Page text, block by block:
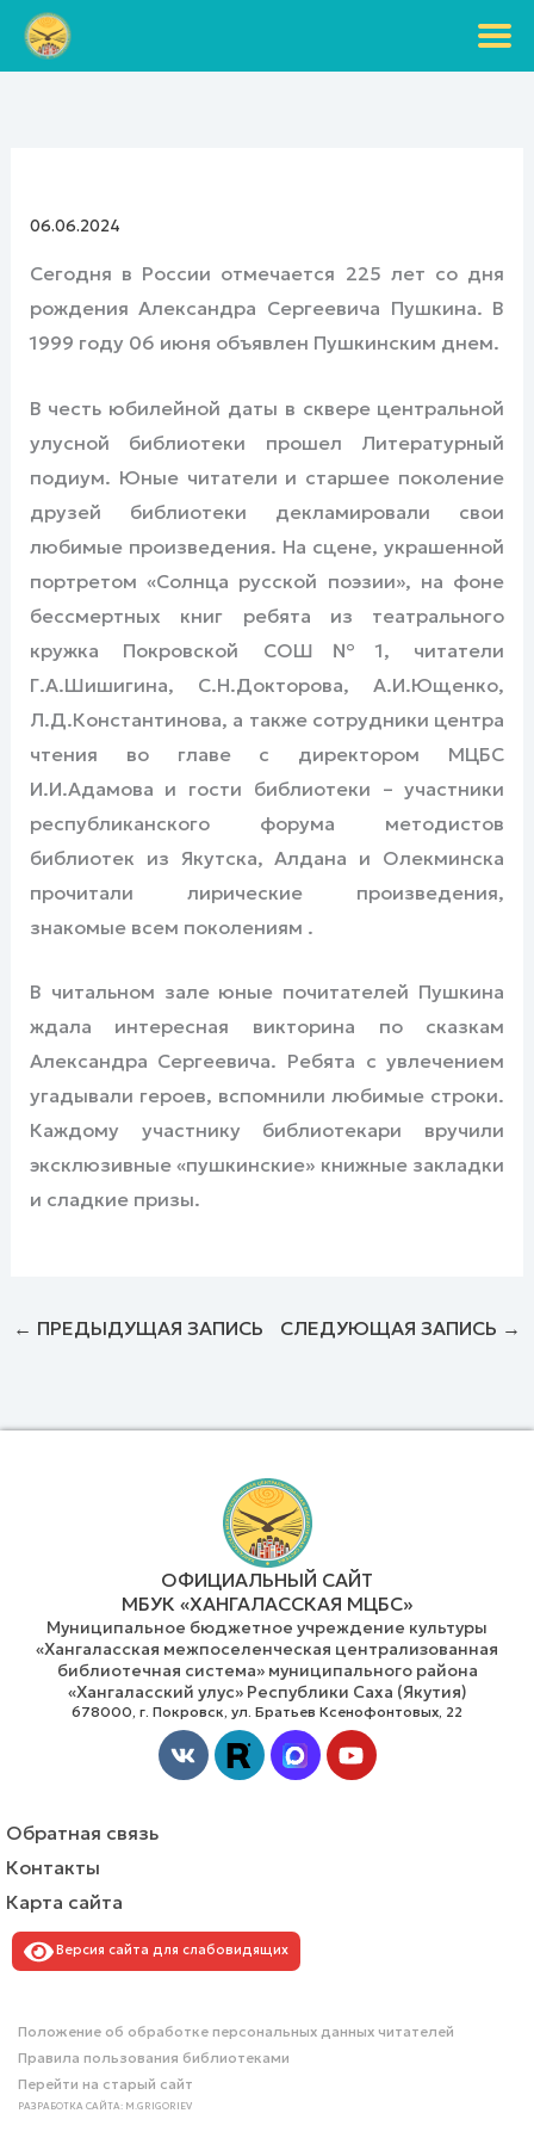
Перейти
06.06.2024
Сегодня в России отмечается 225 лет со дня
рождения Александра Сергеевича Пушкина. В
1999 году 06 июня объявлен Пушкинским днем.
В честь юбилейной даты в сквере центральной
улусной библиотеки прошел Литературный
подиум. Юные читатели и старшее поколение
друзей библиотеки декламировали свои
любимые произведения. На сцене, украшенной
портретом «Солнца русской поэзии», на фоне
бессмертных книг ребята из театрального
кружка Покровской СОШ№1, читатели
Г.А.Шишигина, С.Н.Докторова, А.И.Ющенко,
Л.Д.Константинова, а также сотрудники центра
чтения во главе с директором МЦБС
И.И.Адамова и гости библиотеки – участники
республиканского форума методистов
библиотек из Якутска, Алдана и Олекминска
прочитали лирические произведения,
знакомые всем поколениям .
В читальном зале юные почитателей Пушкина
ждала интересная викторина по сказкам
Александра Сергеевича. Ребята с увлечением
угадывали героев, вспомнили любимые строки.
Каждому участнику библиотекари вручили
эксклюзивные «пушкинские» книжные закладки
и сладкие призы.
← ПРЕДЫДУЩАЯ ЗАПИСЬ СЛЕДУЮЩАЯ ЗАПИСЬ →
ОФИЦИАЛЬНЫЙ САЙТ
МБУК «ХАНГАЛАССКАЯ МЦБС»
Муниципальное бюджетное учреждение культуры
«Хангаласская межпоселенческая централизованная
библиотечная система» муниципального района
«Хангаласский улус» Республики Саха (Якутия)
678000, г. Покровск, ул. Братьев Ксенофонтовых, 22
Vk Youtube
Обратная связь
Контакты
Карта сайта
Версия сайта для слабовидящих
Положение об обработке персональных данных читателей
Правила пользования библиотеками
Перейти на старый сайт
РАЗРАБОТКА САЙТА: M.GRIGORIEV